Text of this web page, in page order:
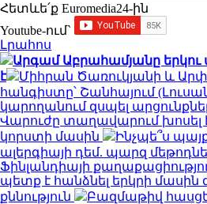
Հետևե՛ք Euromedia24-ին
Youtube-ում`
Լրահոս
Արգամ Աբրահամյանը երկու
է
Միհրան Ծառուկյանի և
հանգիստը՝ Շանհայում
կարողանում զսպել
Վարուժը տաղավարում խոսել
կորստի մասին
Ինչպե՞ս
ալերգիայի դեմ. պարզ
Ֆինլանդիայի
պետք է հանձնել երկրի մասին
քննություն
Բազմաթիվ